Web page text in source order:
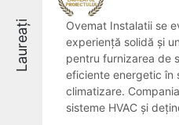
Laureați
Ovemat Instalatii se
experiență solidă și
pentru furnizarea de
eficiente energetic în
climatizare.
sisteme HVAC și